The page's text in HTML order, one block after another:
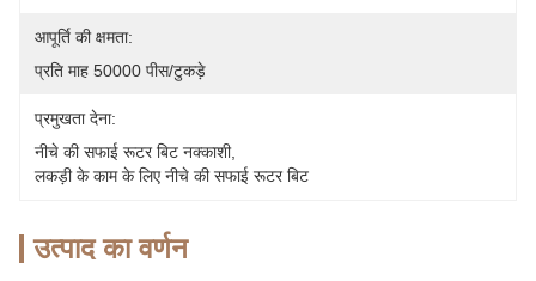
आपूर्ति की क्षमता:
प्रति माह 50000 पीस/टुकड़े
प्रमुखता देना:
नीचे की सफाई रूटर बिट नक्काशी,
लकड़ी के काम के लिए नीचे की सफाई रूटर बिट
उत्पाद का वर्णन